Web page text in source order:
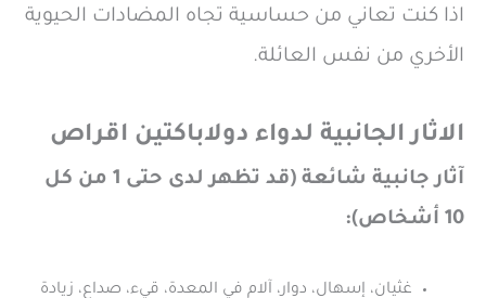
اذا كنت تعاني من حساسية تجاه المضادات الحيوية
الأخري من نفس العائلة.
الاثار الجانبية لدواء دولاباكتين اقراص
آثار جانبية شائعة (قد تظهر لدى حتى 1 من كل
10 أشخاص):
غثيان، إسهال، دوار، آلام في المعدة، قيء، صداع، زيادة